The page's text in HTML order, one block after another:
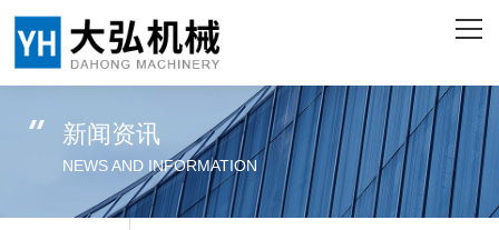
网站首页
关于我们
产品中心新闻资讯
NEWS AND INFORMATION